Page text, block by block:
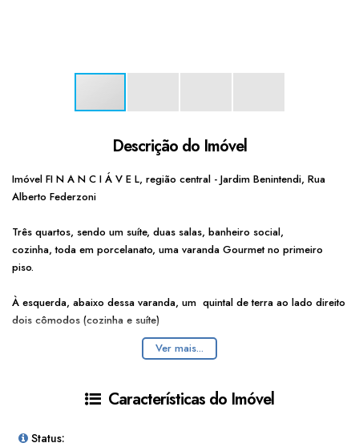
Descrição do Imóvel
Imóvel FI N A N C I Á V E L, região central - Jardim Benintendi, Rua
Alberto Federzoni
Três quartos, sendo um suíte, duas salas, banheiro social,
cozinha, toda em porcelanato, uma varanda Gourmet no primeiro
piso.
À esquerda, abaixo dessa varanda, um quintal de terra ao lado direito
dois cômodos (cozinha e suíte)
Garagem coberta, com portão automático, para quatro ou cinco
Ver mais...
Características do Imóvel
Status: